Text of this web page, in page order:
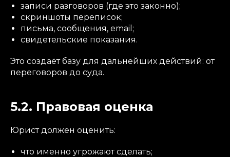
записи разговоров (где это законно);
скриншоты переписок;
письма, сообщения, email;
свидетельские показания.
Это создаёт базу для дальнейших действий: от
переговоров до суда.
5.2. Правовая оценка
Юрист должен оценить:
что именно угрожают сделать;